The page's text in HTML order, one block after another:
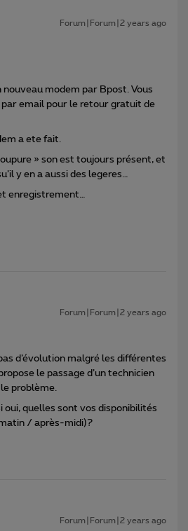
Forum|Forum|2 years ago
modem par Bpost. Vous
email pour le retour gratuit de
a ete fait.
» son est toujours présent, et
y en a aussi des legeres…
enregistrement…
Forum|Forum|2 years ago
d’évolution malgré les différentes
le passage d’un technicien
problème.
oui, quelles sont vos disponibilités
/ après-midi)?
Forum|Forum|2 years ago